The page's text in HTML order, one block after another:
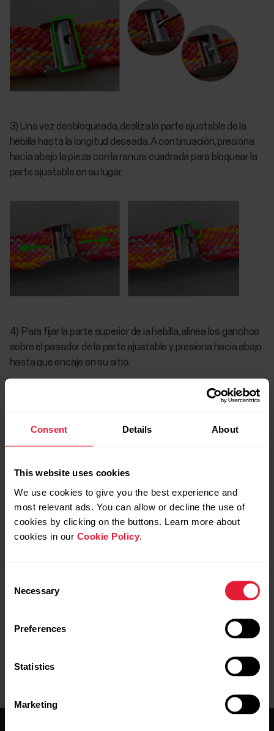
Consent Details About
This website uses cookies
We use cookies to give you the best experience and
most relevant ads. You can allow or decline the use of
cookies by clicking on the buttons. Learn more about
cookies in our Cookie Policy
Selection
Necessary
Preferences
Statistics
Marketing
3) Una vez desbloqueada, desliza la parte ajustable de la
hebilla hasta la longitud deseada. A continuación, presiona
hacia abajo la pieza con la ranura cuadrada para bloquear la
parte ajustable en su lugar.
4) Para fijar la parte superior de la hebilla, alinea los ganchos
sobre el pasador de la parte ajustable y presiona hacia abajo
hasta que encaje en su sitio.